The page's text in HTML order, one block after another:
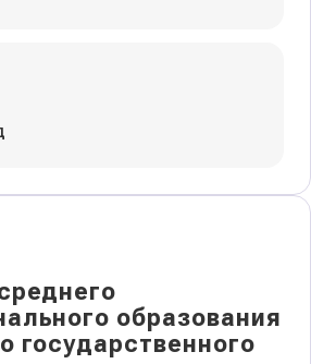
образования
государственного